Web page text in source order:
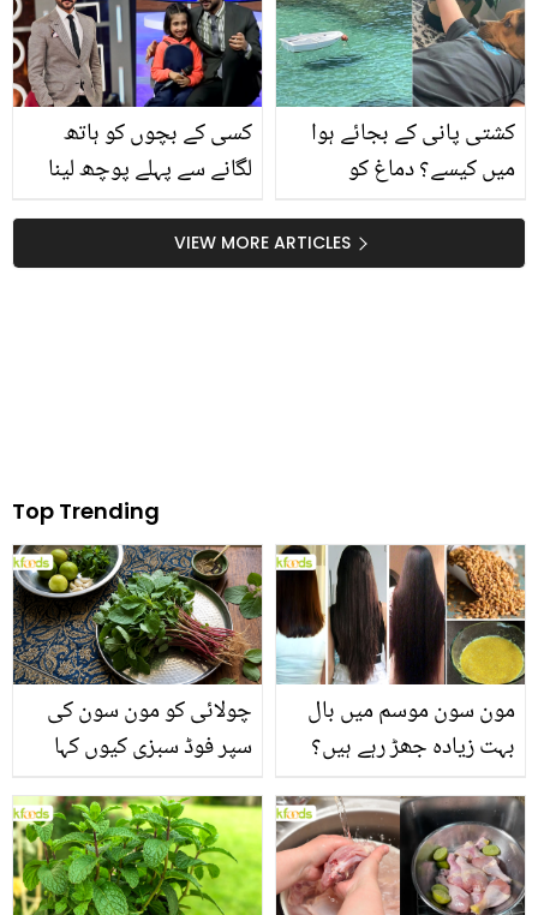
کسی کے بچوں کو ہاتھ
لگانے سے پہلے پوچھ لینا
شو میں ایسا کیا کیا جو
ویڈیو وائرل ہوگئی؟
کشتی پانی کے بجائے ہوا
میں کیسے؟ دماغ کو
جنہیں دیکھنے کے لیے آپ
جتنا وقت لگا لیں مگر
VIEW MORE ARTICLES
Top Trending
چولائی کو مون سون کی
سپر فوڈ سبزی کیوں کہا
منرلز اور اینٹی آکسیڈنٹس
سے بھرپور اس سبزی کے
فائدے
مون سون موسم میں بال
بہت زیادہ جھڑ رہے ہیں؟
بنانے کے چند قدرتی طریقے